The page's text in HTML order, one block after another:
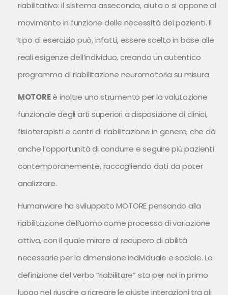
riabilitativo: il sistema asseconda, aiuta o si oppone al
movimento in funzione delle necessità dei pazienti. Il
tipo di esercizio può, infatti, essere scelto in base alle
reali esigenze dell’individuo, creando un autentico
programma di riabilitazione neuromotoria su misura.
MOTOREè inoltre uno strumento per la valutazione
funzionale degli arti superiori a disposizione di clinici,
fisioterapisti e centri di riabilitazione in genere, che dà
anche l’opportunità di condurre e seguire più pazienti
contemporanemente, raccogliendo dati da poter
analizzare.
Humanware ha sviluppato MOTORE pensando alla
riabilitazione dell’uomo come processo di variazione
attiva, con il quale mirare al recupero di abilità
necessarie per la dimensione individuale e sociale. La
definizione del verbo “riabilitare” sta per noi in primo
luogo nel riuscire a ricreare le giuste interazioni tra gli